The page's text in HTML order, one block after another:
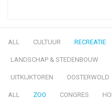
ALL CULTUUR RECREATIE
LANDSCHAP & STEDENBOUW
UITKIJKTOREN OOSTERWOLD
ALL ZOO CONGRES